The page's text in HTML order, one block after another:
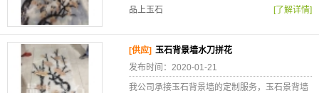
品上玉石
[了解详情]
[供应] 玉石背景墙水刀拼花
发布时间：2020-01-21
我公司承接玉石背景墙的定制服务，玉石景背墙